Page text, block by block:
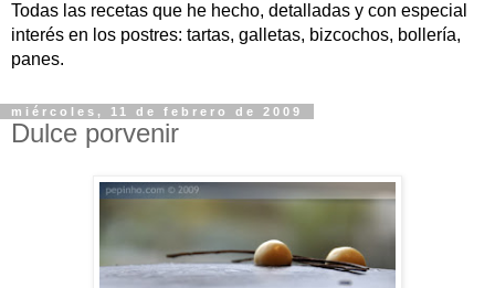
Todas las recetas que he hecho, detalladas y con especial
interés en los postres: tartas, galletas, bizcochos, bollería,
panes.
miércoles, 11 de febrero de 2009
Dulce porvenir